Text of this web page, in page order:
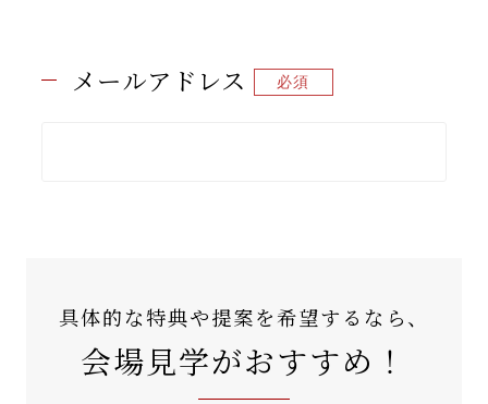
メールアドレス
具体的な特典や提案を希望するなら、
会場見学がおすすめ！